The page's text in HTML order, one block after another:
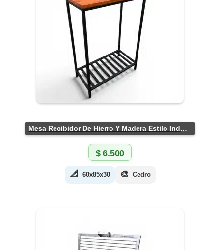
Mesa Recibidor De Hierro Y Madera Estilo Industrial
$6.500
📐 60x85x30 🎨 Cedro